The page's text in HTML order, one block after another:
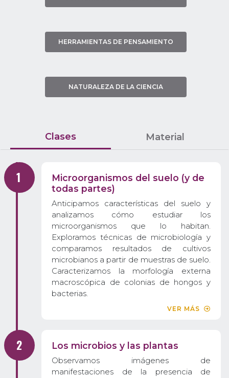
HERRAMIENTAS DE PENSAMIENTO
NATURALEZA DE LA CIENCIA
Clases Material
Microorganismos del suelo (y de
todas partes)
Anticipamos características del suelo y
analizamos cómo estudiar los
microorganismos que lo habitan.
Exploramos técnicas de microbiología y
comparamos resultados de cultivos
microbianos a partir de muestras de suelo.
Caracterizamos la morfología externa
macroscópica de colonias de hongos y
bacterias.
VER MÁS
Los microbios y las plantas
Observamos imágenes de
manifestaciones de la presencia de